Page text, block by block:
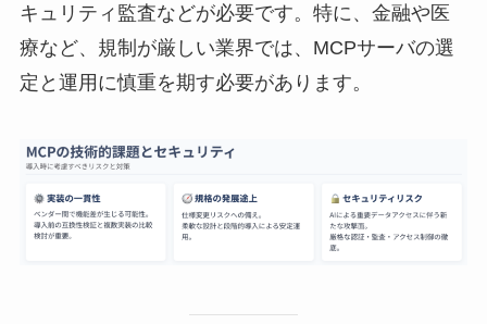
キュリティ監査などが必要です。特に、金融や医
療など、規制が厳しい業界では、MCPサーバの選
定と運用に慎重を期す必要があります。